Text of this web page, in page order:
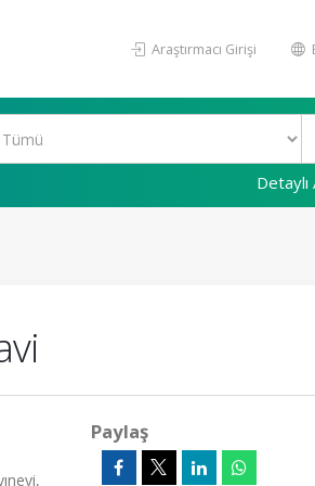
Araştırmacı Girişi
Detaylı
Paylaş